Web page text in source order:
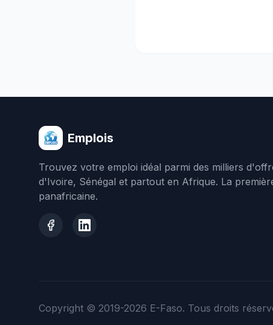
Emplois
Trouvez votre emploi idéal parmi des milliers
d'Ivoire, Sénégal et partout en Afrique. La
panafricaine.
Copyright © 2019-2026 E-Faso. Tous droits